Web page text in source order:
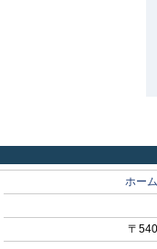
ホーム
〒